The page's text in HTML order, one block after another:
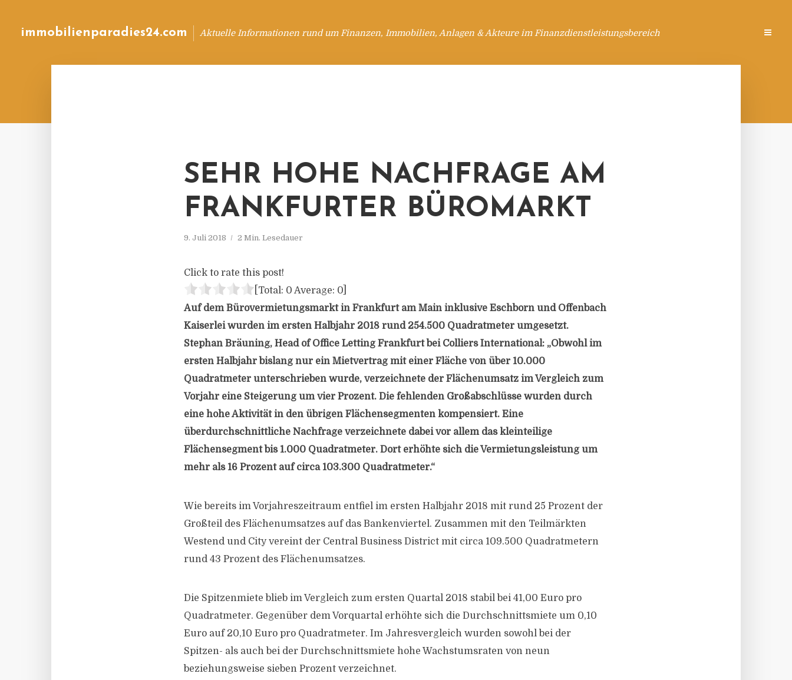
immobilienparadies24.com Aktuelle Informationen rund um Finanzen, Immobilien, Anlagen & Akteure im Finanzdienstleistungsbereich
SEHR HOHE NACHFRAGE AM
FRANKFURTER BÜROMARKT
9. Juli 2018 2 Min. Lesedauer
Click to rate this post!
[Total: 0 Average: 0
Auf dem Bürovermietungsmarkt in Frankfurt am Main inklusive Eschborn und Offenbach
Kaiserlei wurden im ersten Halbjahr 2018 rund 254.500 Quadratmeter umgesetzt.
Stephan Bräuning, Head of Office Letting Frankfurt bei Colliers International: „Obwohl im
ersten Halbjahr bislang nur ein Mietvertrag mit einer Fläche von über 10.000
Quadratmeter unterschrieben wurde, verzeichnete der Flächenumsatz im Vergleich zum
Vorjahr eine Steigerung um vier Prozent. Die fehlenden Großabschlüsse wurden durch
eine hohe Aktivität in den übrigen Flächensegmenten kompensiert. Eine
überdurchschnittliche Nachfrage verzeichnete dabei vor allem das kleinteilige
Flächensegment bis 1.000 Quadratmeter. Dort erhöhte sich die Vermietungsleistung um
mehr als 16 Prozent auf circa 103.300 Quadratmeter.“
Wie bereits im Vorjahreszeitraum entfiel im ersten Halbjahr 2018 mit rund 25 Prozent der
Großteil des Flächenumsatzes auf das Bankenviertel. Zusammen mit den Teilmärkten
Westend und City vereint der Central Business District mit circa 109.500 Quadratmetern
rund 43 Prozent des Flächenumsatzes.
Die Spitzenmiete blieb im Vergleich zum ersten Quartal 2018 stabil bei 41,00 Euro pro
Quadratmeter. Gegenüber dem Vorquartal erhöhte sich die Durchschnittsmiete um 0,10
Euro auf 20,10 Euro pro Quadratmeter. Im Jahresvergleich wurden sowohl bei der
Spitzen- als auch bei der Durchschnittsmiete hohe Wachstumsraten von neun
beziehungsweise sieben Prozent verzeichnet.